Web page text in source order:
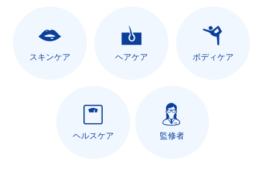
スキンケア ヘアケア ボディケア
ヘルスケア 監修者